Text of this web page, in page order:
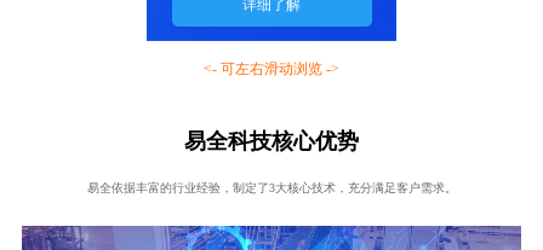
详细了解
<- 可左右滑动浏览 ->
易全科技核心优势
易全依据丰富的行业经验，制定了3大核心技术，充分满足客户需求。